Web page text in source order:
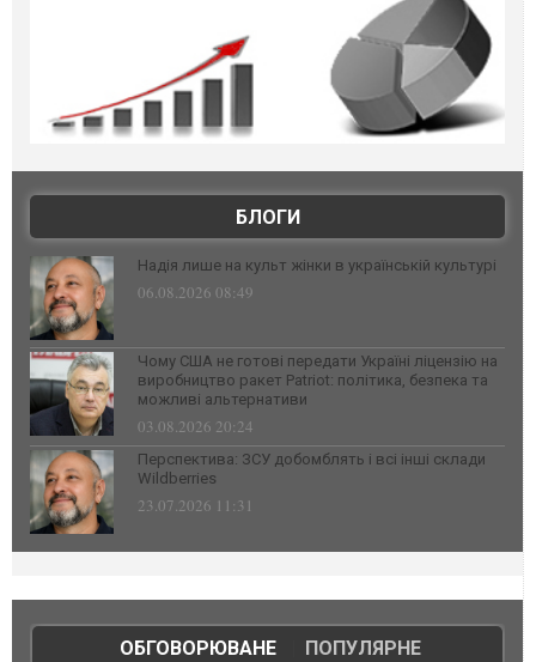
БЛОГИ
Надія лише на культ жінки в українській культурі
06.08.2026 08:49
Чому США не готові передати Україні ліцензію на
виробництво ракет Patriot: політика, безпека та
можливі альтернативи
03.08.2026 20:24
Перспектива: ЗСУ добомблять і всі інші склади
Wildberries
23.07.2026 11:31
ОБГОВОРЮВАНЕ| ПОПУЛЯРНЕ